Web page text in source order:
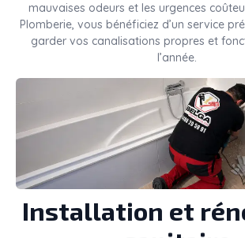
mauvaises odeurs et les urgences
Plomberie, vous bénéficiez d’un service
garder vos canalisations propres et
l’année.
Installation et